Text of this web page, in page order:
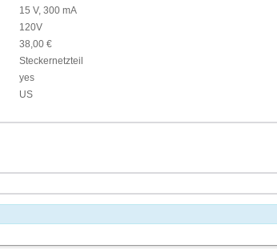
15 V, 300 mA
120V
38,00 €
Steckernetzteil
yes
US